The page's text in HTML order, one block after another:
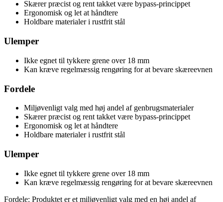
Skærer præcist og rent takket være bypass-princippet
Ergonomisk og let at håndtere
Holdbare materialer i rustfrit stål
Ulemper
Ikke egnet til tykkere grene over 18 mm
Kan kræve regelmæssig rengøring for at bevare skæreevnen
Fordele
Miljøvenligt valg med høj andel af genbrugsmaterialer
Skærer præcist og rent takket være bypass-princippet
Ergonomisk og let at håndtere
Holdbare materialer i rustfrit stål
Ulemper
Ikke egnet til tykkere grene over 18 mm
Kan kræve regelmæssig rengøring for at bevare skæreevnen
Fordele: Produktet er et miljøvenligt valg med en høj andel af